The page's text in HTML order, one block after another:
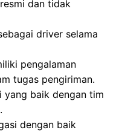
dan tidak
driver selama
pengalaman
tugas pengiriman.
yang baik dengan tim
dengan baik